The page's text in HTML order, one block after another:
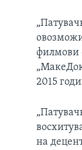
филмови
2015
на